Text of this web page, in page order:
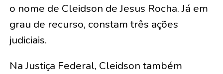
o nome de Cleidson de Jesus Rocha. Já em
grau de recurso, constam três ações
judiciais.
Na Justiça Federal, Cleidson também